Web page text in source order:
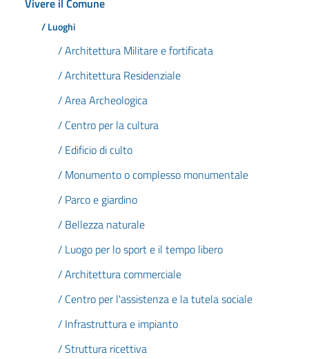
Vivere il Comune
/ Luoghi
/ Architettura Militare e fortificata
/ Architettura Residenziale
/ Area Archeologica
/ Centro per la cultura
/ Edificio di culto
/ Monumento o complesso monumentale
/ Parco e giardino
/ Bellezza naturale
/ Luogo per lo sport e il tempo libero
/ Architettura commerciale
/ Centro per l'assistenza e la tutela sociale
/ Infrastruttura e impianto
/ Struttura ricettiva